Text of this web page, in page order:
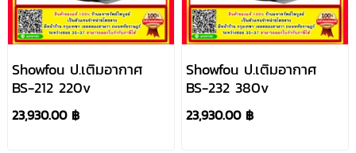
Showfou ป.เติมอากาศ
BS-212 220v
23,930.00 ฿
Showfou ป.เติมอากาศ
BS-232 380v
23,930.00 ฿